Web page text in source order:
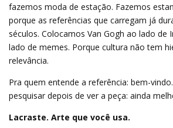
fazemos moda de estação. Fazemos
porque as referências que carregam já
séculos. Colocamos Van Gogh ao lado de
lado de memes. Porque cultura não tem
relevância.
Pra quem entende a referência: bem-
pesquisar depois de ver a peça: ainda
Lacraste. Arte que você usa.